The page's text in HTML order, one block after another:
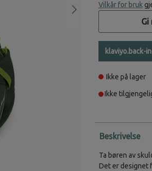
Vilkår for bruk
Gi
klaviyo.back-
Ikke på lager
Ikke
Beskrivelse
Ta børen av
Det er designet